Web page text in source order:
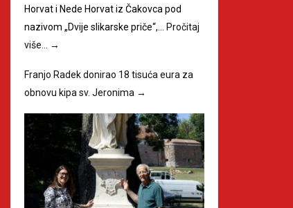
Horvat i Nede Horvat iz Čakovca pod
nazivom „Dvije slikarske priče“,…
Pročitaj
više…
→
Franjo Radek donirao 18 tisuća eura za
obnovu kipa sv. Jeronima →